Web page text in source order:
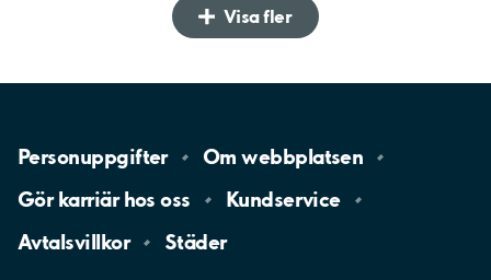
Visa fler
Personuppgifter Omwebbplatsen
Gör karriär hososs
Kundservice
Avtalsvillkor
Städer